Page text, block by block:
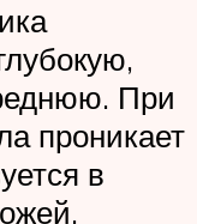
При
проникает
в